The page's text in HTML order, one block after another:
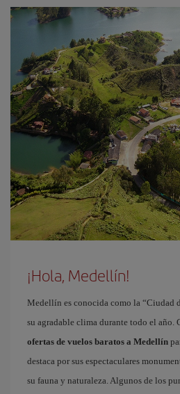
¡Hola, Medellín!
Medellín es conocida como la “Ciudad
su agradable clima durante todo el año.
ofertas de vuelos baratos a Medellín
destaca por sus espectaculares
su fauna y naturaleza. Algunos de los